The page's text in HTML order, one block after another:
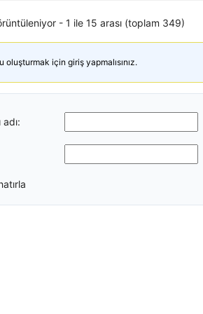
- 1 ile 15 arası (toplam 349)
oluşturmak için giriş yapmalısınız.
adı: